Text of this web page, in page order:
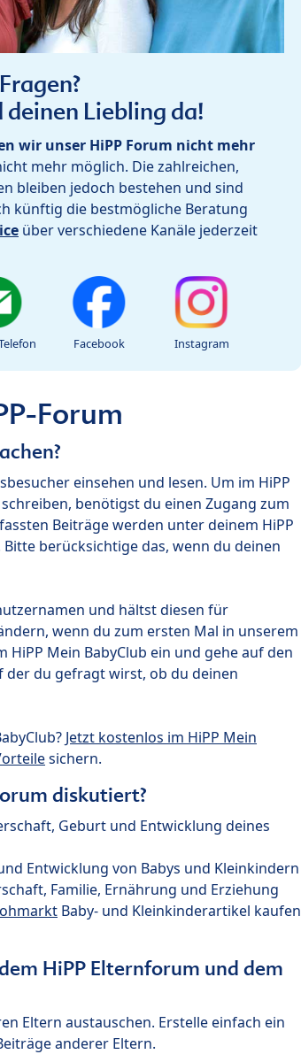
Liebling da!
wir unser HiPP Forum nicht mehr
mehr möglich. Die zahlreichen,
bleiben jedoch bestehen und sind
künftig die bestmögliche Beratung
über verschiedene Kanäle jederzeit
Facebook Instagram
Forum
einsehen und lesen. Um im HiPP
benötigst du einen Zugang zum
Beiträge werden unter deinem HiPP
berücksichtige das, wenn du deinen
und hältst diesen für
wenn du zum ersten Mal in unserem
Mein BabyClub ein und gehe auf den
der du gefragt wirst, ob du deinen
Jetzt kostenlos im HiPP Mein
sichern.
diskutiert?
Geburt und Entwicklung deines
Entwicklung von Babys und Kleinkindern
Familie, Ernährung und Erziehung
Baby- und Kleinkinderartikel kaufen
HiPP Elternforum und dem
Eltern austauschen. Erstelle einfach ein
anderer Eltern.